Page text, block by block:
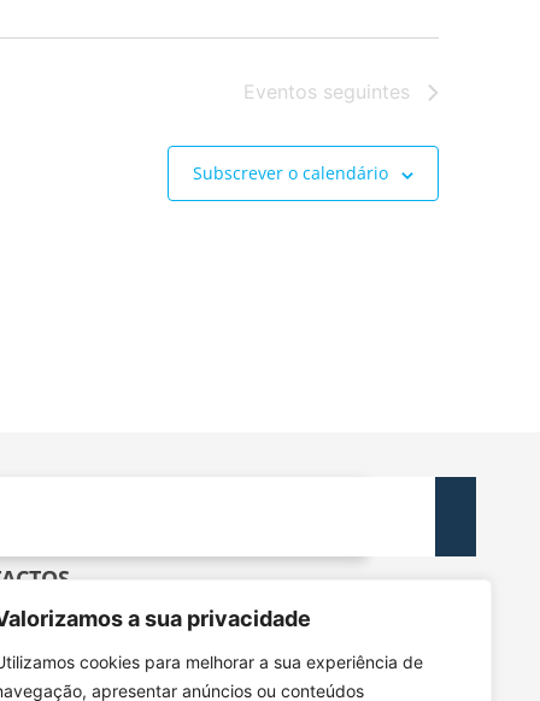
a sua privacidade
cookies para melhorar a sua experiência de
apresentar anúncios ou conteúdos
Eventos seguintes
Subscrever o calendário
Rovisco Pais, 1049-001 Lisboa